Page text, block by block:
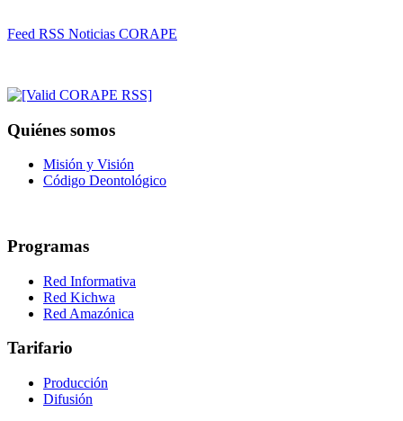
Feed RSS Noticias CORAPE
Quiénes somos
Misión y Visión
Código Deontológico
Programas
Red Informativa
Red Kichwa
Red Amazónica
Tarifario
Producción
Difusión